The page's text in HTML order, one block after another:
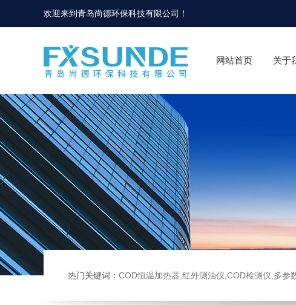
欢迎来到青岛尚德环保科技有限公司 ！
网站首页 关于
热门关键词： COD恒温加热器,红外测油仪,COD检测仪,多参数水质检测仪,水质硫化